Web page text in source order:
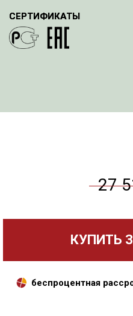
СЕРТИФИКАТЫ
27
КУПИТЬ
беспроцентная